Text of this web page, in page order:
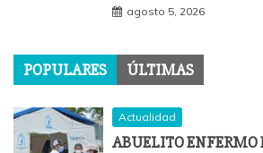
agosto 5, 2026
POPULARES ÚLTIMAS
Actualidad
ABUELITO ENFERMO